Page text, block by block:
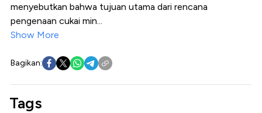
menyebutkan bahwa tujuan utama dari rencana
pengenaan cukai min...
Show More
Bagikan:
Tags